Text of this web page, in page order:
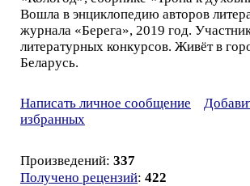
Вошла в энциклопедию авторов
журнала «Берега», 2019 год.
литературных конкурсов. Живёт в
Беларусь.
Написать личное сообщение
избранных
Произведений: 337
Получено рецензий: 422